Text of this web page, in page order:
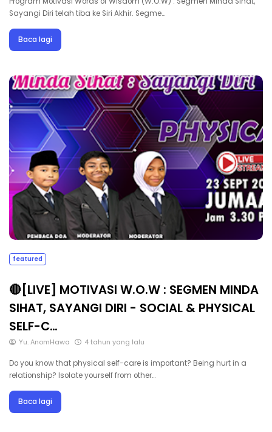
Sayangi Diri telah tiba ke Siri Akhir. Segme…
Baca lagi
featured
🔴[LIVE] MOTIVASI W.O.W : SEGMEN MINDA
SIHAT, SAYANGI DIRI - SOCIAL & PHYSICAL
SELF-C…
Yu. AnomHawa 4 tahun yang lalu
Do you know that physical self-care is important? Being hurt in a
relationship? Isolate yourself from other…
Baca lagi